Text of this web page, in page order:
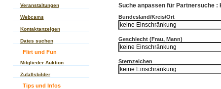
Veranstaltungen
Webcams
Kontaktanzeigen
Dates suchen
Flirt und Fun
Mitglieder Auktion
Zufallsbilder
Tips und Infos
Suche anpassen für Partnersuche :
Bundesland/Kreis/Ort
Geschlecht (Frau, Mann)
Sternzeichen